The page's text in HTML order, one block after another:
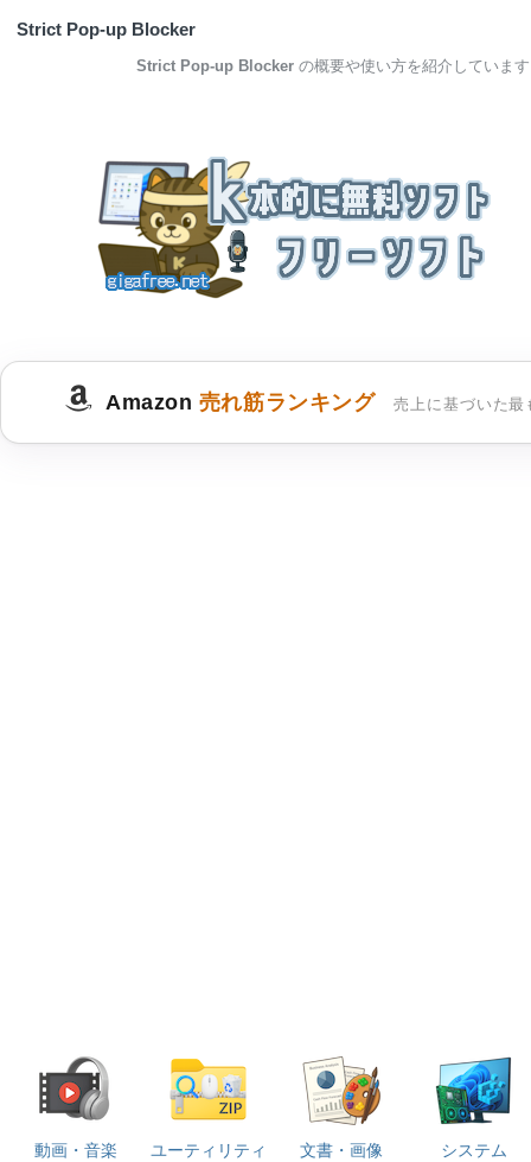
Strict Pop-up Blocker
Strict Pop-up Blocker の概要や使い方を紹介しています
Amazon 売れ筋ランキング 売上に基づいた最
動画・音楽 ユーティリティ 文書・画像 システム